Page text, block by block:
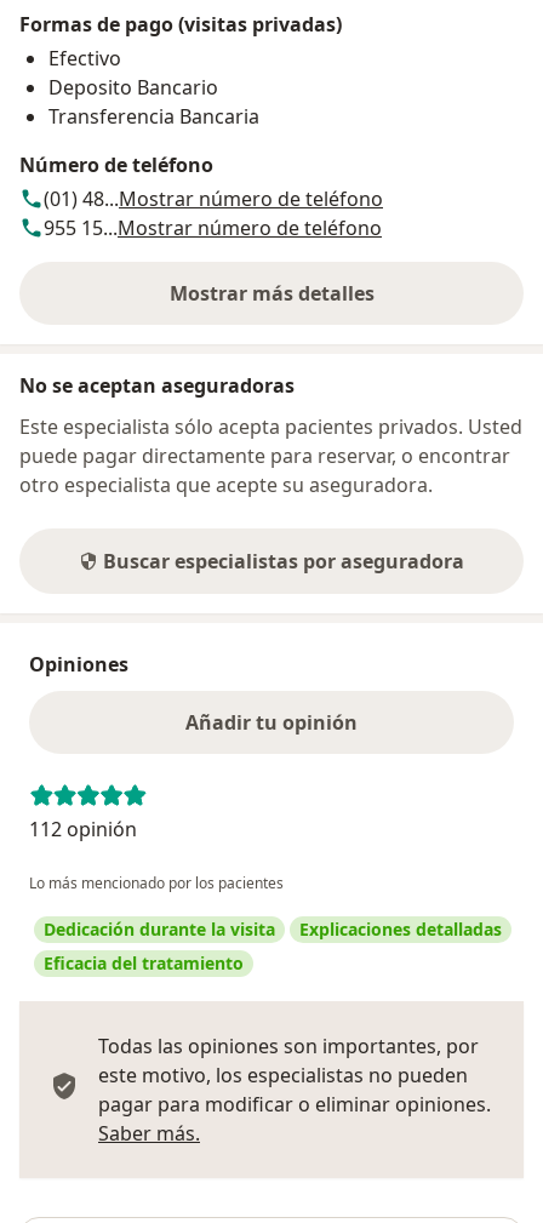
Formas de pago (visitas privadas)
Efectivo
Deposito Bancario
Transferencia Bancaria
Número de teléfono
(01) 48...Mostrar número de teléfono
955 15...Mostrar número de teléfono
Mostrar más detalles
sobre la dirección
No se aceptan aseguradoras
Este especialista sólo acepta pacientes privados. Usted
puede pagar directamente para reservar, o encontrar
otro especialista que acepte su aseguradora.
Buscar especialistas por aseguradora
Opiniones
Añadir tu opinión
112 opinión
Lo más mencionado por los pacientes
Dedicación durante la visita
Explicaciones detalladas
Eficacia del tratamiento
Todas las opiniones son importantes, por
este motivo, los especialistas no pueden
pagar para modificar o eliminar opiniones.
Saber más.